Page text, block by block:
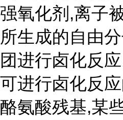
强氧化剂,离子
所生成的自由
团进行卤化反
可进行卤化反
酪氨酸残基,某